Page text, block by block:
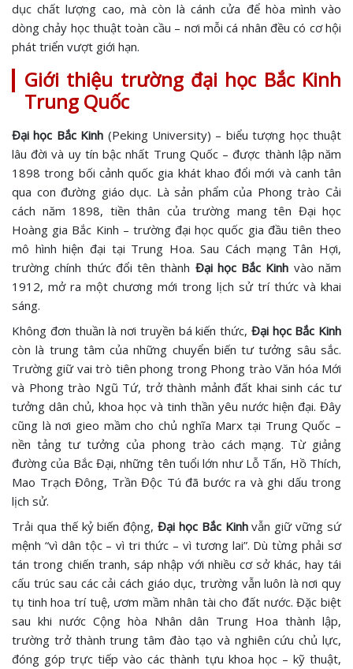
dục chất lượng cao, mà còn là cánh cửa để hòa mình vào
dòng chảy học thuật toàn cầu – nơi mỗi cá nhân đều có cơ hội
phát triển vượt giới hạn.
Giới thiệu trường đại học Bắc Kinh
Trung Quốc
Đại học Bắc Kinh (Peking University) – biểu tượng học thuật
lâu đời và uy tín bậc nhất Trung Quốc – được thành lập năm
1898 trong bối cảnh quốc gia khát khao đổi mới và canh tân
qua con đường giáo dục. Là sản phẩm của Phong trào Cải
cách năm 1898, tiền thân của trường mang tên Đại học
Hoàng gia Bắc Kinh – trường đại học quốc gia đầu tiên theo
mô hình hiện đại tại Trung Hoa. Sau Cách mạng Tân Hợi,
trường chính thức đổi tên thành Đại học Bắc Kinh vào năm
1912, mở ra một chương mới trong lịch sử trí thức và khai
sáng.
Không đơn thuần là nơi truyền bá kiến thức, Đại học Bắc Kinh
còn là trung tâm của những chuyển biến tư tưởng sâu sắc.
Trường giữ vai trò tiên phong trong Phong trào Văn hóa Mới
và Phong trào Ngũ Tứ, trở thành mảnh đất khai sinh các tư
tưởng dân chủ, khoa học và tinh thần yêu nước hiện đại. Đây
cũng là nơi gieo mầm cho chủ nghĩa Marx tại Trung Quốc –
nền tảng tư tưởng của phong trào cách mạng. Từ giảng
đường của Bắc Đại, những tên tuổi lớn như Lỗ Tấn, Hồ Thích,
Mao Trạch Đông, Trần Độc Tú đã bước ra và ghi dấu trong
lịch sử.
Trải qua thế kỷ biến động,Đại học Bắc Kinhvẫn giữ vững sứ
mệnh “vì dân tộc – vì tri thức – vì tương lai”. Dù từng phải sơ
tán trong chiến tranh, sáp nhập với nhiều cơ sở khác, hay tái
cấu trúc sau các cải cách giáo dục, trường vẫn luôn là nơi quy
tụ tinh hoa trí tuệ, ươm mầm nhân tài cho đất nước. Đặc biệt
sau khi nước Cộng hòa Nhân dân Trung Hoa thành lập,
trường trở thành trung tâm đào tạo và nghiên cứu chủ lực,
đóng góp trực tiếp vào các thành tựu khoa học – kỹ thuật,